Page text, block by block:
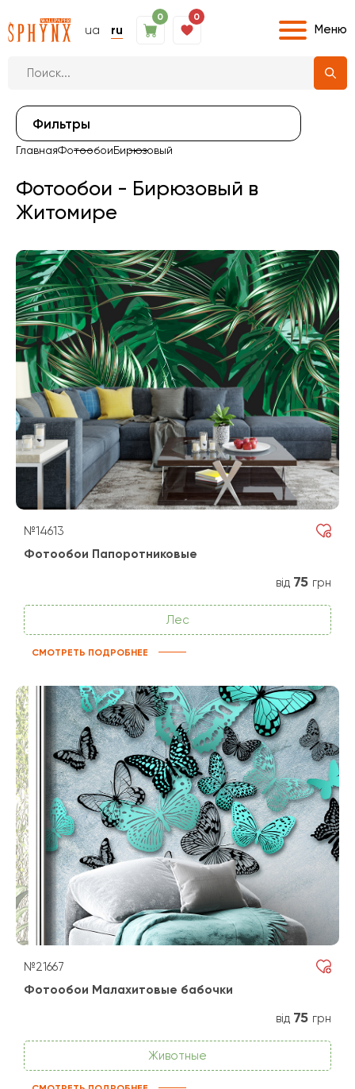
ua ru
0 0
Меню
Фильтры
ГлавнаяФотообоиБирюзовый
Фотообои - Бирюзовый в
Житомире
№14613
Фотообои Папоротниковые
від 75 грн
Лес
СМОТРЕТЬ ПОДРОБНЕЕ
№21667
Фотообои Малахитовые бабочки
від 75 грн
Животные